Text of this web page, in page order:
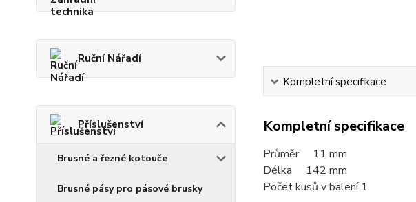
Ruční Nářadí
Příslušenství
Brusné a řezné kotouče
Brusné pásy pro pásové brusky
Kompletní specifikace
Kompletní specifikace
Průměr 11 mm
Délka 142 mm
Počet kusů v balení 1